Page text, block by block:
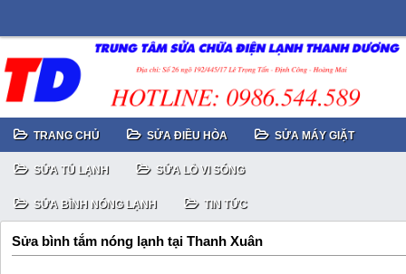
TRANG CHỦ SỬA ĐIỀU HÒA SỬA MÁY GIẶT
SỬA TỦ LẠNH SỬA LÒ VI SÓNG
SỬA BÌNH NÓNG LẠNH TIN TỨC
Sửa bình tắm nóng lạnh tại Thanh Xuân